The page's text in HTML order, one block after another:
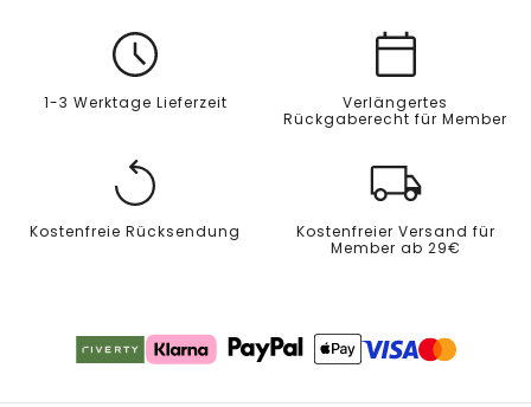
1-3 Werktage Lieferzeit
Verlängertes
Rückgaberecht für Member
Kostenfreie Rücksendung
Kostenfreier Versand für
Member ab 29€